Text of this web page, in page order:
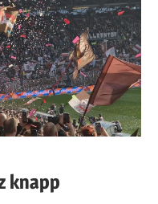
knapp